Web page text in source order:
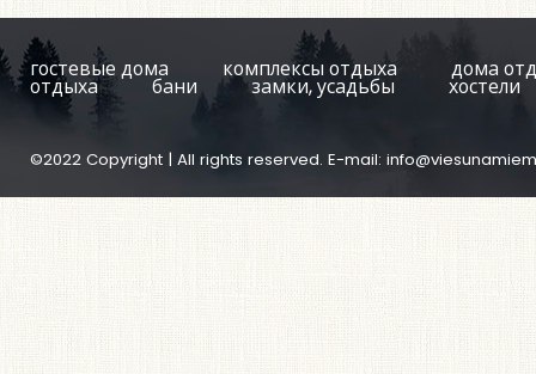
гостевые дома комплексы отдыха дома
отдыха бани замки, усадьбы хостели
©2022 Copyright | All rights reserved. E-mail: